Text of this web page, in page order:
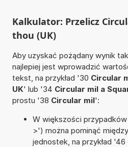
Kalkulator: Przelicz
thou (UK)
Aby uzyskać pożądany wynik
najlepiej jest wprowadzić
tekst, na przykład '30 Circular
UK' lub '34 Circular mil a
prostu '38 Circular mil':
W większości
>') można pominąć
jednostek, na przykład '46